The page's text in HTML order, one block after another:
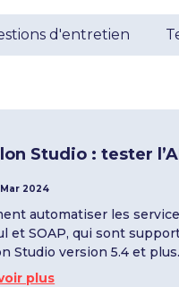
d'entretien
Studio : tester
Mar 2024
automatiser les
et SOAP, qui sont
Studio version 5.4 et plus.
plus